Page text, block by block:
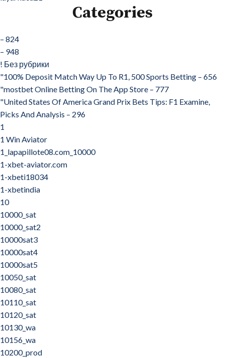
Categories
– 824
– 948
! Без рубрики
"100% Deposit Match Way Up To R1, 500 Sports Betting – 656
"‎mostbet Online Betting On The App Store – 777
"United States Of America Grand Prix Bets Tips: F1 Examine,
Picks And Analysis – 296
1
1 Win Aviator
1_lapapillote08.com_10000
1-xbet-aviator.com
1-xbeti18034
1-xbetindia
10
10000_sat
10000_sat2
10000sat3
10000sat4
10000sat5
10050_sat
10080_sat
10110_sat
10120_sat
10130_wa
10156_wa
10200_prod